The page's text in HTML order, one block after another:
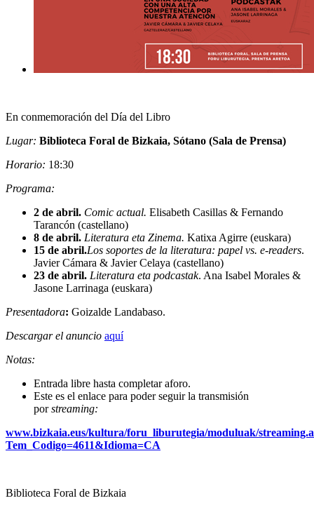
En conmemoración del Día del Libro
Lugar: Biblioteca Foral de Bizkaia, Sótano (Sala de Prensa)
Horario: 18:30
Programa:
2 de abril. Comic actual. Elisabeth Casillas & Fernando
Tarancón (castellano)
8 de abril. Literatura eta Zinema. Katixa Agirre (euskara)
15 de abril.Los soportes de la literatura: papel vs. e-readers.
Javier Cámara & Javier Celaya (castellano)
23 de abril. Literatura eta podcastak. Ana Isabel Morales &
Jasone Larrinaga (euskara)
Presentadora: Goizalde Landabaso.
Descargar el anuncio aquí
Notas:
Entrada libre hasta completar aforo.
Este es el enlace para poder seguir la transmisión
porstreaming:
www.bizkaia.eus/kultura/foru_liburutegia/moduluak/
Tem_Codigo=4611&Idioma=CA
Biblioteca Foral de Bizkaia